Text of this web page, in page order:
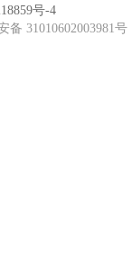
号-4
备 31010602003981号